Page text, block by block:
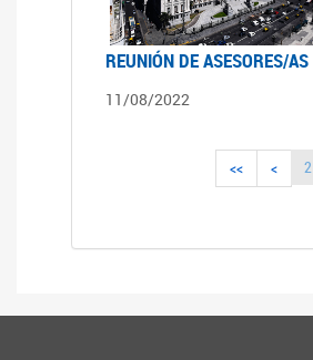
REUNIÓN DE ASESORES/AS
11/08/2022
<< < 2